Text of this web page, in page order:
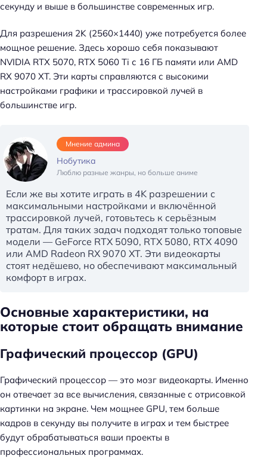
секунду и выше в большинстве современных игр.
Для разрешения 2K (2560×1440) уже потребуется более
мощное решение. Здесь хорошо себя показывают
NVIDIA RTX 5070, RTX 5060 Ti с 16 ГБ памяти или AMD
RX 9070 XT. Эти карты справляются с высокими
настройками графики и трассировкой лучей в
большинстве игр.
Мнение админа
Нобутика
Люблю разные жанры, но больше аниме
Если же вы хотите играть в 4K разрешении с
максимальными настройками и включённой
трассировкой лучей, готовьтесь к серьёзным
тратам. Для таких задач подходят только топовые
модели — GeForce RTX 5090, RTX 5080, RTX 4090
или AMD Radeon RX 9070 XT. Эти видеокарты
стоят недёшево, но обеспечивают максимальный
комфорт в играх.
Основные характеристики, на
которые стоит обращать внимание
Графический процессор (GPU)
Графический процессор — это мозг видеокарты. Именно
он отвечает за все вычисления, связанные с отрисовкой
картинки на экране. Чем мощнее GPU, тем больше
кадров в секунду вы получите в играх и тем быстрее
будут обрабатываться ваши проекты в
профессиональных программах.